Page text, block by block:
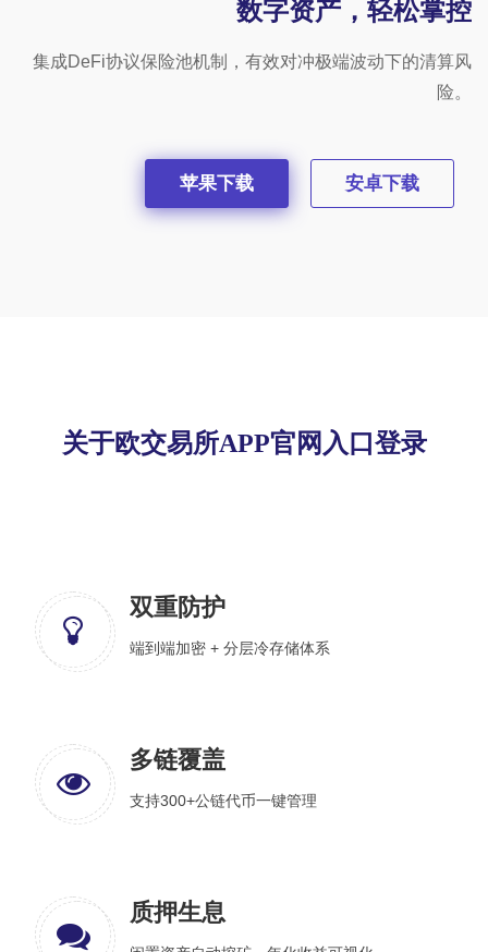
数字资产，轻松掌控
集成DeFi协议保险池机制，有效对冲极端波动下的清算风
险。
苹果下载 安卓下载
关于欧交易所APP官网入口登录
双重防护
端到端加密 + 分层冷存储体系
多链覆盖
支持300+公链代币一键管理
质押生息